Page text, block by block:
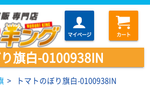
マイページ カート
旗白-0100938IN
> トマトのぼり旗白-0100938IN